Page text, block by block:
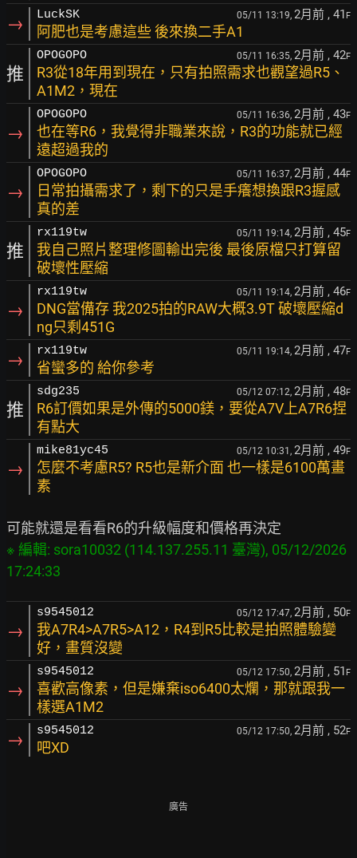
→ LuckSK 05/11 13:19, 2月前 , 41 F
阿肥也是考慮這些 後來換二手A1
推
OPOGOPO 05/11 16:35, 2月前 , 42F
R3從18年用到現在，只有拍照需求也觀望過R5、
A1M2，現在
→
OPOGOPO 05/11 16:36, 2月前 , 43F
也在等R6，我覺得非職業來說，R3的功能就已經
遠超過我的
→
OPOGOPO 05/11 16:37, 2月前 , 44F
日常拍攝需求了，剩下的只是手癢想換跟R3握感
真的差
推
rx119tw 05/11 19:14, 2月前 , 45F
我自己照片整理修圖輸出完後 最後原檔只打算留
破壞性壓縮
→
rx119tw 05/11 19:14, 2月前 , 46F
DNG當備存 我2025拍的RAW大概3.9T 破壞壓縮d
ng只剩451G
→ rx119tw 05/11 19:14, 2月前 , 47F
省蠻多的 給你參考
推
sdg235 05/12 07:12, 2月前 , 48F
R6訂價如果是外傳的5000鎂，要從A7V上A7R6捏
有點大
→
mike81yc45 05/12 10:31, 2月前 , 49F
怎麼不考慮R5? R5也是新介面 也一樣是6100萬畫
素
※ 編輯: sora10032 (114.137.255.11 臺灣), 05/12/2026
→
s9545012 05/12 17:47, 2月前 , 50F
我A7R4>A7R5>A12，R4到R5比較是拍照體驗變
好，畫質沒變
→
s9545012 05/12 17:50, 2月前 , 51 F
喜歡高像素，但是嫌棄iso6400太爛，那就跟我一
樣選A1M2
→ s9545012 05/12 17:50, 2月前 , 52F
吧XD
廣告